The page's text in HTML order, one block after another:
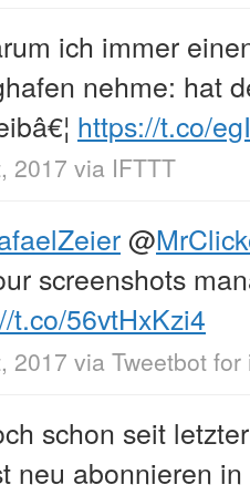
ich immer
nehme: hat
https://t.co/
2017 via IFTTT
@
screenshots
t.co/56vtHxKzi4
2017 via Tweetbot for
schon seit
neu abonnieren